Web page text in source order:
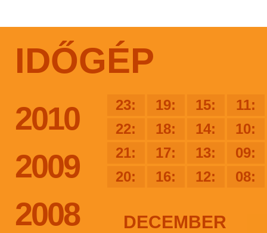
IDŐGÉP
2010
2009
2008
23: 19: 15:
11:
22:
18: 14:
10:
21:
17: 13:
09:
20:
16: 12: 08:
DECEMBER